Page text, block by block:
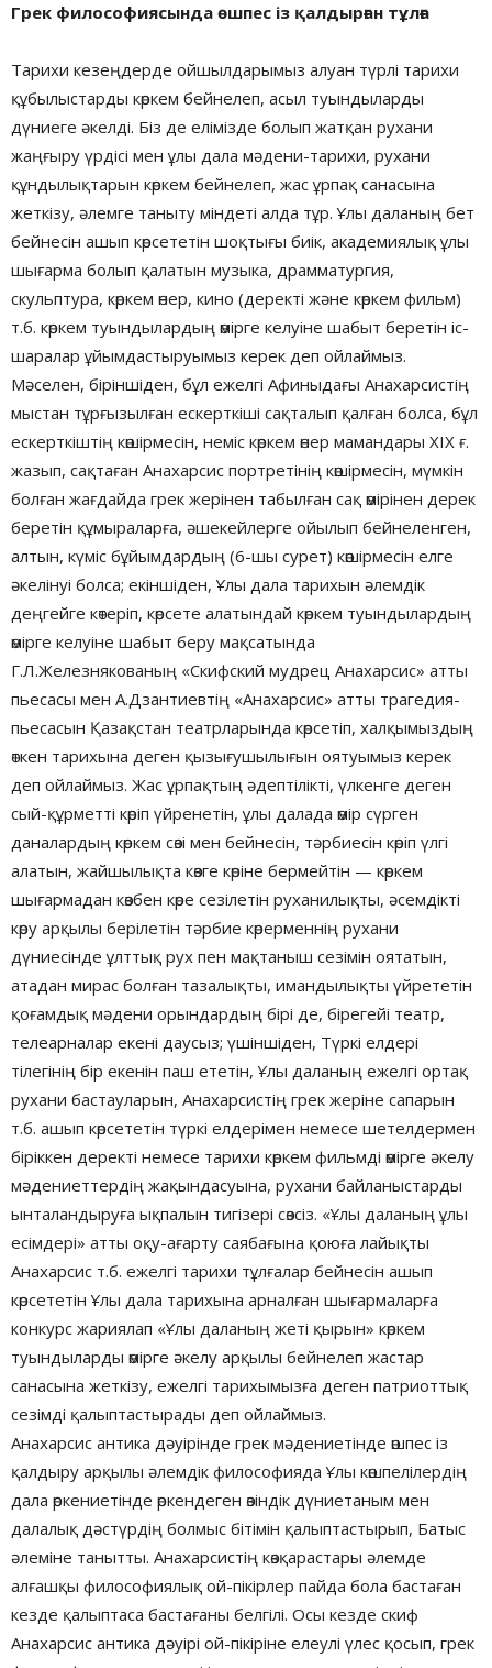
Грек философиясында өшпес із қалдырған тұлға
Тарихи кезеңдерде ойшылдарымыз алуан түрлі тарихи
құбылыстарды көркем бейнелеп, асыл туындыларды
дүниеге әкелді. Біз де елімізде болып жатқан рухани
жаңғыру үрдісі мен ұлы дала мәдени-тарихи, рухани
құндылықтарын көркем бейнелеп, жас ұрпақ санасына
жеткізу, әлемге таныту міндеті алда тұр. Ұлы даланың бет
бейнесін ашып көрсететін шоқтығы биік, академиялық ұлы
шығарма болып қалатын музыка, драмматургия,
скульптура, көркем өнер, кино (деректі және көркем фильм)
т.б. көркем туындылардың өмірге келуіне шабыт беретін іс-
шаралар ұйымдастыруымыз керек деп ойлаймыз.
Мәселен, біріншіден, бұл ежелгі Афиныдағы Анахарсистің
мыстан тұрғызылған ескерткіші сақталып қалған болса, бұл
ескерткіштің көшірмесін, неміс көркем өнер мамандары ХІХ ғ.
жазып, сақтаған Анахарсис портретінің көшірмесін, мүмкін
болған жағдайда грек жерінен табылған сақ өмірінен дерек
беретін құмыраларға, әшекейлерге ойылып бейнеленген,
алтын, күміс бұйымдардың (6-шы сурет) көшірмесін елге
әкелінуі болса; екіншіден, Ұлы дала тарихын әлемдік
деңгейге көтеріп, көрсете алатындай көркем туындылардың
өмірге келуіне шабыт беру мақсатында
Г.Л.Железнякованың «Скифский мудрец Анахарсис» атты
пьесасы мен А.Дзантиевтің «Анахарсис» атты трагедия-
пьесасын Қазақстан театрларында көрсетіп, халқымыздың
өткен тарихына деген қызығушылығын оятуымыз керек
деп ойлаймыз. Жас ұрпақтың әдептілікті, үлкенге деген
сый-құрметті көріп үйренетін, ұлы далада өмір сүрген
даналардың көркем сөзі мен бейнесін, тәрбиесін көріп үлгі
алатын, жайшылықта көзге көріне бермейтін — көркем
шығармадан көзбен көре сезілетін руханилықты, әсемдікті
көру арқылы берілетін тәрбие көрерменнің рухани
дүниесінде ұлттық рух пен мақтаныш сезімін оятатын,
атадан мирас болған тазалықты, имандылықты үйрететін
қоғамдық мәдени орындардың бірі де, бірегейі театр,
телеарналар екені даусыз; үшіншіден, Түркі елдері
тілегінің бір екенін паш ететін, Ұлы даланың ежелгі ортақ
рухани бастауларын, Анахарсистің грек жеріне сапарын
т.б. ашып көрсететін түркі елдерімен немесе шетелдермен
біріккен деректі немесе тарихи көркем фильмді өмірге әкелу
мәдениеттердің жақындасуына, рухани байланыстарды
ынталандыруға ықпалын тигізері сөзсіз. «Ұлы даланың ұлы
есімдері» атты оқу-ағарту саябағына қоюға лайықты
Анахарсис т.б. ежелгі тарихи тұлғалар бейнесін ашып
көрсететін Ұлы дала тарихына арналған шығармаларға
конкурс жариялап «Ұлы даланың жеті қырын» көркем
туындыларды өмірге әкелу арқылы бейнелеп жастар
санасына жеткізу, ежелгі тарихымызға деген патриоттық
сезімді қалыптастырады деп ойлаймыз.
Анахарсис антика дәуірінде грек мәдениетінде өшпес із
қалдыру арқылы әлемдік философияда Ұлы көшпелілердің
дала өркениетінде өркендеген өзіндік дүниетаным мен
далалық дәстүрдің болмыс бітімін қалыптастырып, Батыс
әлеміне танытты. Анахарсистің көзқарастары әлемде
алғашқы философиялық ой-пікірлер пайда бола бастаған
кезде қалыптаса бастағаны белгілі. Осы кезде скиф
Анахарсис антика дәуірі ой-пікіріне елеулі үлес қосып, грек